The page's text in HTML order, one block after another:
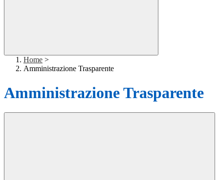
Home >
Amministrazione Trasparente
Amministrazione Trasparente